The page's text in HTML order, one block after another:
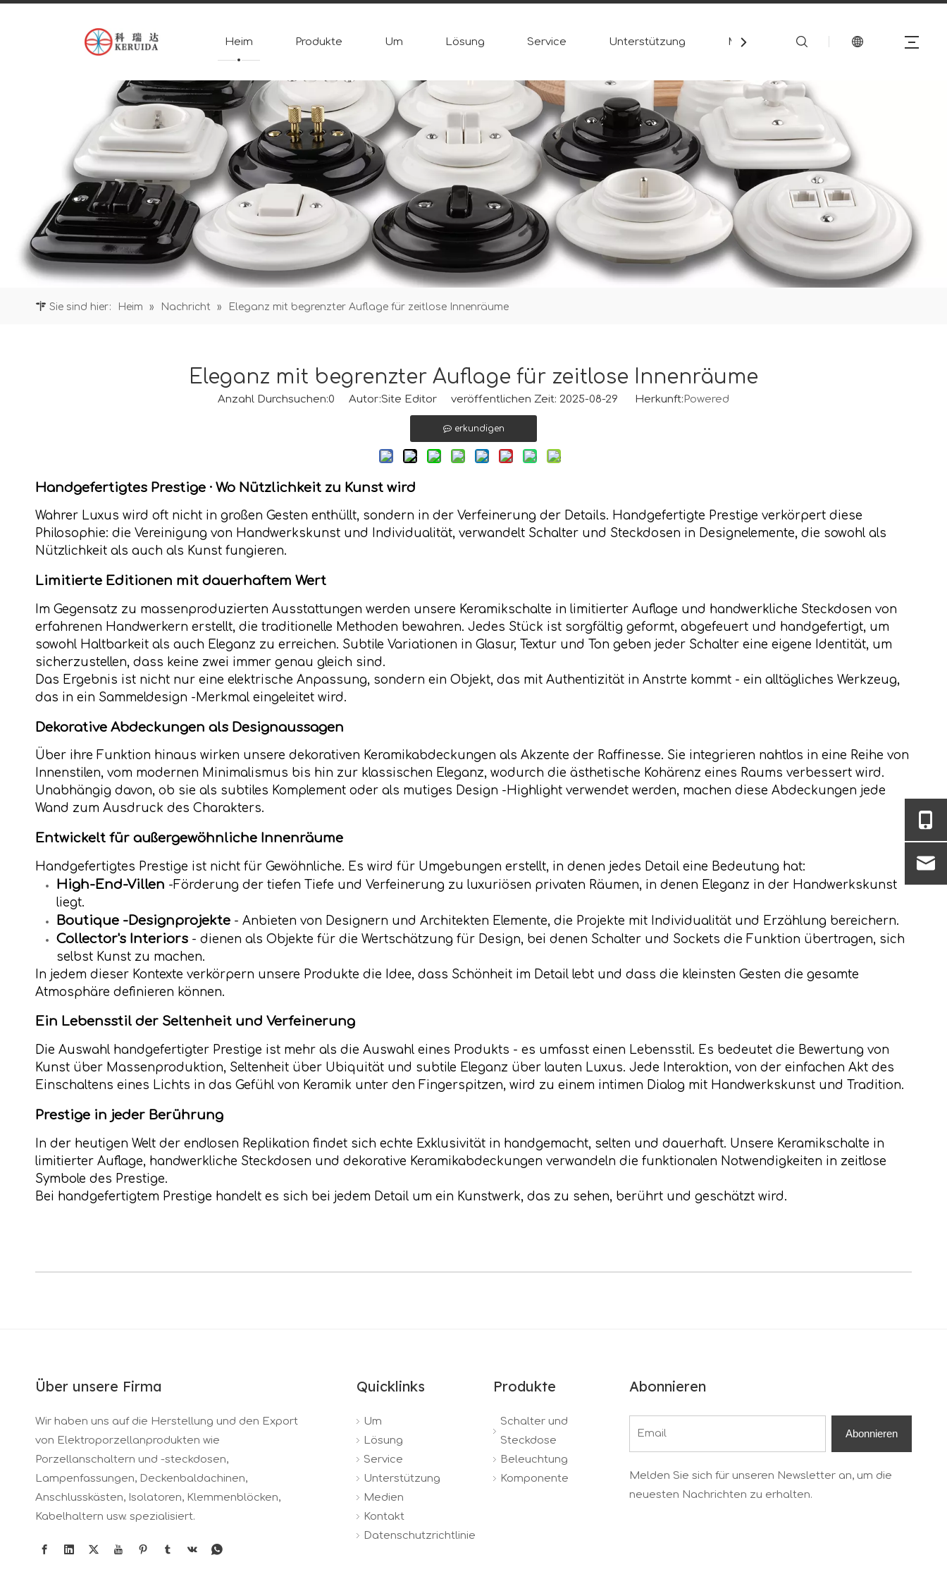
Heim Produkte Um Lösung Service Unterstützung Medien
Sie sind hier: Heim » Nachricht » Eleganz mit begrenzter Auflage für zeitlose Innenräume
Eleganz mit begrenzter Auflage für zeitlose Innenräume
Anzahl Durchsuchen:0 Autor:Site Editor veröffentlichen Zeit: 2025-08-29 Herkunft: Powered
erkundigen
Handgefertigtes Prestige · Wo Nützlichkeit zu Kunst wird
Wahrer Luxus wird oft nicht in großen Gesten enthüllt, sondern in der Verfeinerung der Details. Handgefertigte Prestige verkörpert diese
Philosophie: die Vereinigung von Handwerkskunst und Individualität, verwandelt Schalter und Steckdosen in Designelemente, die sowohl als
Nützlichkeit als auch als Kunst fungieren.
Limitierte Editionen mit dauerhaftem Wert
Im Gegensatz zu massenproduzierten Ausstattungen werden unsere Keramikschalte in limitierter Auflage und handwerkliche Steckdosen von
erfahrenen Handwerkern erstellt, die traditionelle Methoden bewahren. Jedes Stück ist sorgfältig geformt, abgefeuert und handgefertigt, um
sowohl Haltbarkeit als auch Eleganz zu erreichen. Subtile Variationen in Glasur, Textur und Ton geben jeder Schalter eine eigene Identität, um
sicherzustellen, dass keine zwei immer genau gleich sind.
Das Ergebnis ist nicht nur eine elektrische Anpassung, sondern ein Objekt, das mit Authentizität in Anstrte kommt - ein alltägliches Werkzeug,
das in ein Sammeldesign -Merkmal eingeleitet wird.
Dekorative Abdeckungen als Designaussagen
Über ihre Funktion hinaus wirken unsere dekorativen Keramikabdeckungen als Akzente der Raffinesse. Sie integrieren nahtlos in eine Reihe von
Innenstilen, vom modernen Minimalismus bis hin zur klassischen Eleganz, wodurch die ästhetische Kohärenz eines Raums verbessert wird.
Unabhängig davon, ob sie als subtiles Komplement oder als mutiges Design -Highlight verwendet werden, machen diese Abdeckungen jede
Wand zum Ausdruck des Charakters.
Entwickelt für außergewöhnliche Innenräume
Handgefertigtes Prestige ist nicht für Gewöhnliche. Es wird für Umgebungen erstellt, in denen jedes Detail eine Bedeutung hat:
High-End-Villen -Förderung der tiefen Tiefe und Verfeinerung zu luxuriösen privaten Räumen, in denen Eleganz in der Handwerkskunst
liegt.
Boutique -Designprojekte - Anbieten von Designern und Architekten Elemente, die Projekte mit Individualität und Erzählung bereichern.
Collector's Interiors - dienen als Objekte für die Wertschätzung für Design, bei denen Schalter und Sockets die Funktion übertragen, sich
selbst Kunst zu machen.
In jedem dieser Kontexte verkörpern unsere Produkte die Idee, dass Schönheit im Detail lebt und dass die kleinsten Gesten die gesamte
Atmosphäre definieren können.
Ein Lebensstil der Seltenheit und Verfeinerung
Die Auswahl handgefertigter Prestige ist mehr als die Auswahl eines Produkts - es umfasst einen Lebensstil. Es bedeutet die Bewertung von
Kunst über Massenproduktion, Seltenheit über Ubiquität und subtile Eleganz über lauten Luxus. Jede Interaktion, von der einfachen Akt des
Einschaltens eines Lichts in das Gefühl von Keramik unter den Fingerspitzen, wird zu einem intimen Dialog mit Handwerkskunst und Tradition.
Prestige in jeder Berührung
In der heutigen Welt der endlosen Replikation findet sich echte Exklusivität in handgemacht, selten und dauerhaft. Unsere Keramikschalte in
limitierter Auflage, handwerkliche Steckdosen und dekorative Keramikabdeckungen verwandeln die funktionalen Notwendigkeiten in zeitlose
Symbole des Prestige.
Bei handgefertigtem Prestige handelt es sich bei jedem Detail um ein Kunstwerk, das zu sehen, berührt und geschätzt wird.
Über unsere Firma
Wir haben uns auf die Herstellung und den Export
von Elektroporzellanprodukten wie
Porzellanschaltern und -steckdosen,
Lampenfassungen, Deckenbaldachinen,
Anschlusskästen, Isolatoren, Klemmenblöcken,
Kabelhaltern usw. spezialisiert.
Quicklinks
Um
Lösung
Service
Unterstützung
Medien
Kontakt
Datenschutzrichtlinie
Produkte
Schalter und
Steckdose
Beleuchtung
Komponente
Abonnieren
Abonnieren
Melden Sie sich für unseren Newsletter an, um die
neuesten Nachrichten zu erhalten.